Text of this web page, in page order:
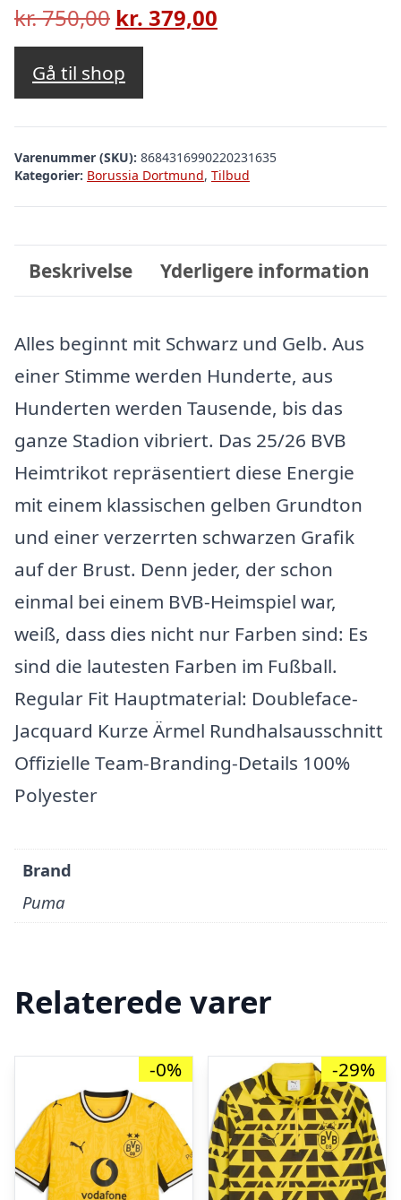
kr.750,00 Den
oprindelige
pris
var:
kr. 750,00.
kr. 379,00
kr. 379,00.
Gå til shop
Varenummer (SKU): 8684316990220231635
Kategorier: Borussia Dortmund, Tilbud
Beskrivelse Yderligere information
Alles beginnt mit Schwarz und Gelb. Aus
einer Stimme werden Hunderte, aus
Hunderten werden Tausende, bis das
ganze Stadion vibriert. Das 25/26 BVB
Heimtrikot repräsentiert diese Energie
mit einem klassischen gelben Grundton
und einer verzerrten schwarzen Grafik
auf der Brust. Denn jeder, der schon
einmal bei einem BVB-Heimspiel war,
weiß, dass dies nicht nur Farben sind: Es
sind die lautesten Farben im Fußball.
Regular Fit Hauptmaterial: Doubleface-
Jacquard Kurze Ärmel Rundhalsausschnitt
Offizielle Team-Branding-Details 100%
Polyester
Brand
Puma
Relaterede varer
-0% -29%